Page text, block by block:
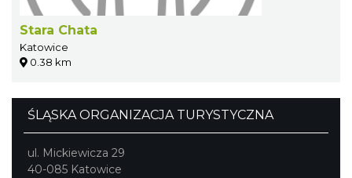
Stara Chata
Katowice
0.38 km
ŚLĄSKA ORGANIZACJA TURYSTYCZNA
ul. Mickiewicza 29
40-085 Katowice